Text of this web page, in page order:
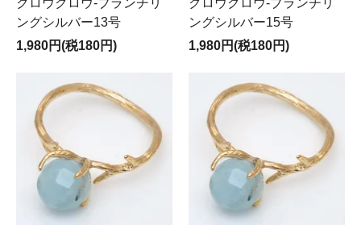
クロウクロウ-ブランチリ
ングシルバー13号
1,980円(税180円)
クロウクロウ-ブランチリ
ングシルバー15号
1,980円(税180円)